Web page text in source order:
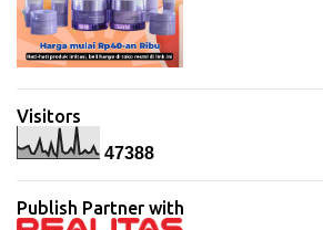
Visitors
47388
Publish Partner with